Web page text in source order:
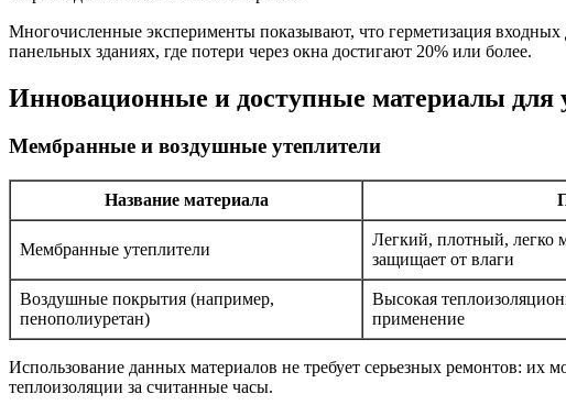
Многочисленные эксперименты показывают, что герметизация
панельных зданиях, где потери через окна достигают 20% или более.
Инновационные и доступные материалы для
Мембранные и воздушные утеплители
Название материала
Мембранные утеплители
Легкий, плотный, легко
защищает от влаги
Воздушные покрытия (например,
пенополиуретан)
Высокая
применение
Использование данных материалов не требует серьезных ремонтов:
теплоизоляции за считанные часы.